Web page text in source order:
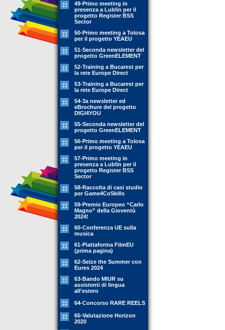
49-Primo meeting in
presenza a Lublin per il
progetto Register BSS
Sector
50-Primo meeting a Tolosa
per il progetto YEAEU
51-Seconda newsletter del
progetto GreenELEMENT
52-Training a Bucarest per
la rete Europe Direct
53-Training a Bucarest per
la rete Europe Direct
54-3a newsletter ed
eBrochure del progetto
DIGI4YOU
55-Seconda newsletter del
progetto GreenELEMENT
56-Primo meeting a Tolosa
per il progetto YEAEU
57-Primo meeting in
presenza a Lublin per il
progetto Register BSS
Sector
58-Raccolta di casi studio
per Game4CoSkills
59-Premio Europeo “Carlo
Magno” della Gioventù
2024!
60-Conferenza UE sulla
musica
61-Piattaforma FilmEU
(prima pagina)
62-Seize the Summer con
Eures 2024
63-Bando MIUR su
assistenti di lingua
all'estero
64-Concorso RARE REELS
65-Valutazione Horizon
2020